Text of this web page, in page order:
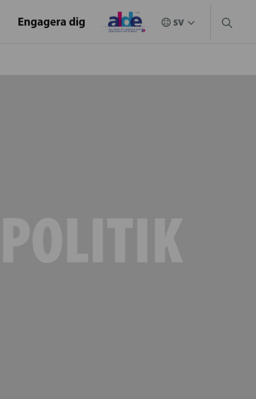
Engagera dig